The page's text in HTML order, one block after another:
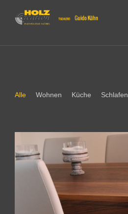
content
Alle Wohnen Küche Schlafen